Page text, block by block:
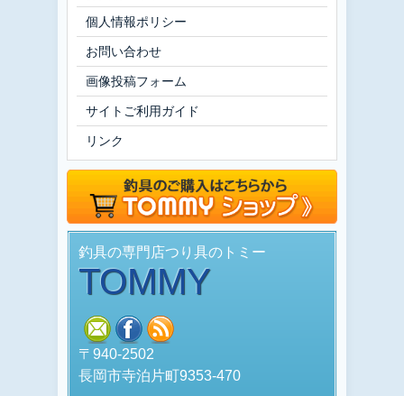
個人情報ポリシー
お問い合わせ
画像投稿フォーム
サイトご利用ガイド
リンク
釣具の専門店つり具のトミー
TOMMY
mail facebook
〒940-2502
長岡市寺泊片町9353-470